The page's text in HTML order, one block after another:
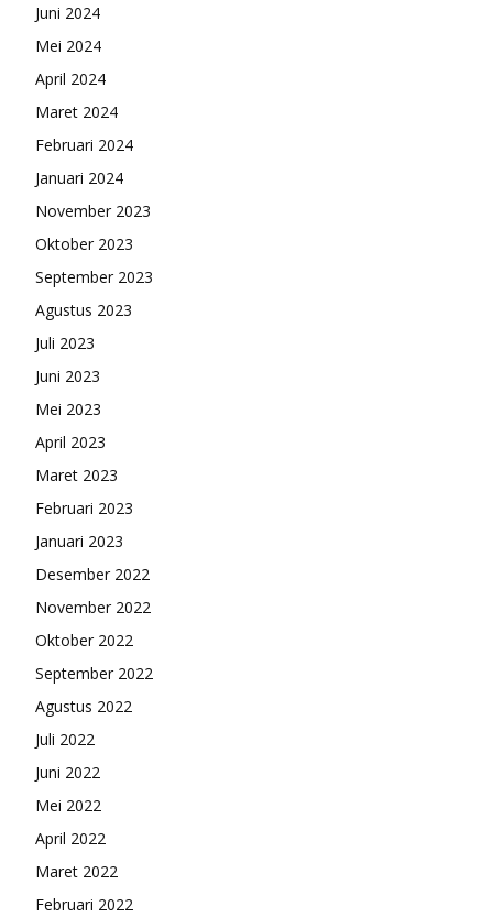
Juni 2024
Mei 2024
April 2024
Maret 2024
Februari 2024
Januari 2024
November 2023
Oktober 2023
September 2023
Agustus 2023
Juli 2023
Juni 2023
Mei 2023
April 2023
Maret 2023
Februari 2023
Januari 2023
Desember 2022
November 2022
Oktober 2022
September 2022
Agustus 2022
Juli 2022
Juni 2022
Mei 2022
April 2022
Maret 2022
Februari 2022